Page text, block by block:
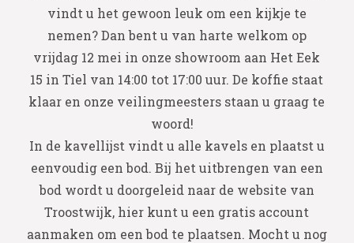
vindt u het gewoon leuk om een kijkje te
nemen? Dan bent u van harte welkom op
vrijdag 12 mei in onze showroom aan Het Eek
15 in Tiel van 14:00 tot 17:00 uur. De koffie staat
klaar en onze veilingmeesters staan u graag te
woord!
In de kavellijst vindt u alle kavels en plaatst u
eenvoudig een bod. Bij het uitbrengen van een
bod wordt u doorgeleid naar de website van
Troostwijk, hier kunt u een gratis account
aanmaken om een bod te plaatsen. Mocht u nog